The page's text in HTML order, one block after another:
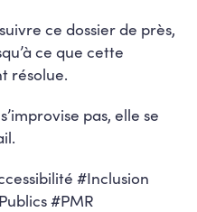
ce dossier de près,
ce que cette
résolue.
pas, elle se
#Inclusion
#PMR